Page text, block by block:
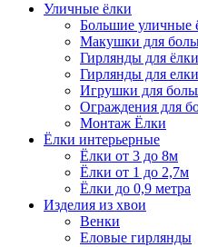
Уличные ёлки
Большие уличные
Макушки для
Гирлянды для
Гирлянды для
Игрушки для
Ограждения для
Монтаж Ёлки
Ёлки интерьерные
Ёлки от 3 до 8м
Ёлки от 1 до 2,7м
Ёлки до 0,9 метра
Изделия из хвои
Венки
Еловые гирлянды